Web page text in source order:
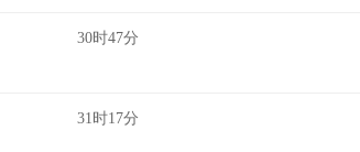
30时47分
31时17分